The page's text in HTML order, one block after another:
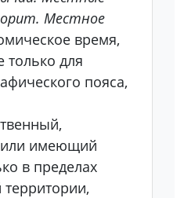
Местное
время,
только для
пояса,
имеющий
в пределах